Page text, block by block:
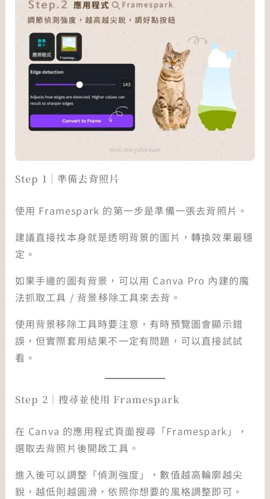
Step 1｜準備去背照片
使用 Framespark 的第一步是準備一張去背照片。
建議直接找本身就是透明背景的圖片，轉換效果最穩
定。
如果手邊的圖有背景，可以用 Canva Pro 內建的魔
法抓取工具 / 背景移除工具來去背。
使用背景移除工具時要注意，有時預覽圖會顯示錯
誤，但實際套用結果不一定有問題，可以直接試試
看。
Step 2｜搜尋並使用 Framespark
在 Canva 的應用程式頁面搜尋「Framespark」，
選取去背照片後開啟工具。
進入後可以調整「偵測強度」，數值越高輪廓越尖
銳，越低則越圓滑，依照你想要的風格調整即可。